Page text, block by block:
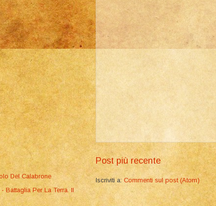
Post più recente
Iscriviti a: Commenti sul post (Atom)
Del Calabrone
Battaglia Per La Terra. Il